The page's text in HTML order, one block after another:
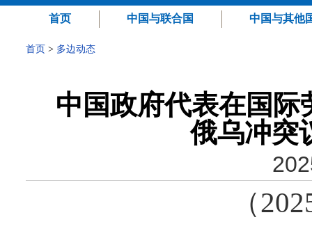
首页 中国与联合国 中国与其他
首页 > 多边动态
中国政府代表在国际
俄乌冲突
（